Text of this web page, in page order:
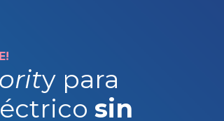
y para
sin